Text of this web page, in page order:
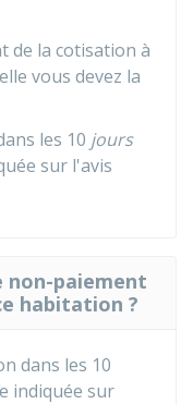
de la cotisation à
vous devez la
les 10 jours
sur l'avis
non-paiement
habitation ?
dans les 10
indiquée sur